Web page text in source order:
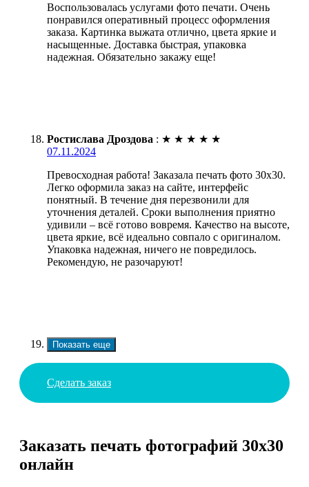
Воспользовалась услугами фото печати. Очень
понравился оперативный процесс оформления
заказа. Картинка выжата отлично, цвета яркие и
насыщенные. Доставка быстрая, упаковка
надежная. Обязательно закажу еще!
Ростислава Дроздова : ★ ★ ★ ★ ★
07.11.2024
Превосходная работа! Заказала печать фото 30х30.
Легко оформила заказ на сайте, интерфейс
понятный. В течение дня перезвонили для
уточнения деталей. Сроки выполнения приятно
удивили – всё готово вовремя. Качество на высоте,
цвета яркие, всё идеально совпало с оригиналом.
Упаковка надежная, ничего не повредилось.
Рекомендую, не разочаруют!
Показать еще
Сделать заказ
Заказать печать фотографий 30х30
онлайн